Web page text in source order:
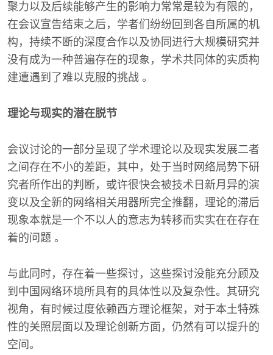
聚力以及后续能够产生的影响力常常是较为有限的，
在会议宣告结束之后，学者们纷纷回到各自所属的机
构，持续不断的深度合作以及协同进行大规模研究并
没有成为一种普遍存在的现象，学术共同体的实质构
建遭遇到了难以克服的挑战 。
理论与现实的潜在脱节
会议讨论的一部分呈现了学术理论以及现实发展二者
之间存在不小的差距，其中，处于当时网络局势下研
究者所作出的判断，或许很快会被技术日新月异的演
变以及全新的网络相关用器所完全推翻，理论的滞后
现象本就是一个不以人的意志为转移而实实在在存在
着的问题 。
与此同时，存在着一些探讨，这些探讨没能充分顾及
到中国网络环境所具有的具体性以及复杂性。其研究
视角，有时候过度依赖西方理论框架，对于本土特殊
性的关照层面以及理论创新方面，仍然有可以提升的
空间。